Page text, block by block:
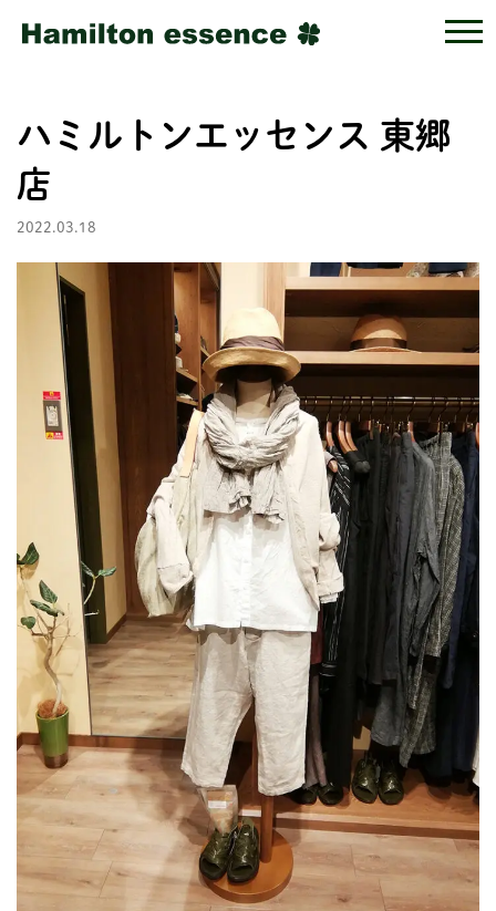
ハミルトンエッセンス 東郷
店
2022.03.18